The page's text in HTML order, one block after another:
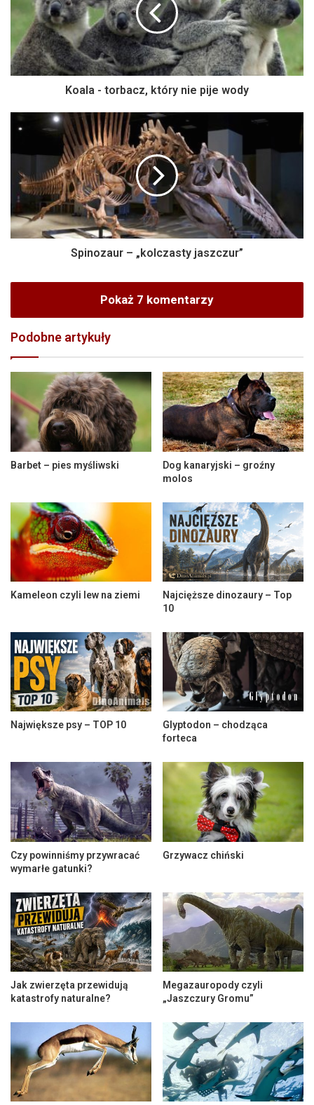
Koala - torbacz, który nie pije wody
Spinozaur – „kolczasty jaszczur”
Pokaż 7 komentarzy
Podobne artykuły
Barbet – pies myśliwski
Dog kanaryjski – groźny
molos
Kameleon czyli lew na ziemi
Najcięższe dinozaury – Top
10
Największe psy – TOP 10
Glyptodon – chodząca
forteca
Czy powinniśmy przywracać
wymarłe gatunki?
Grzywacz chiński
Jak zwierzęta przewidują
katastrofy naturalne?
Megazauropody czyli
„Jaszczury Gromu”